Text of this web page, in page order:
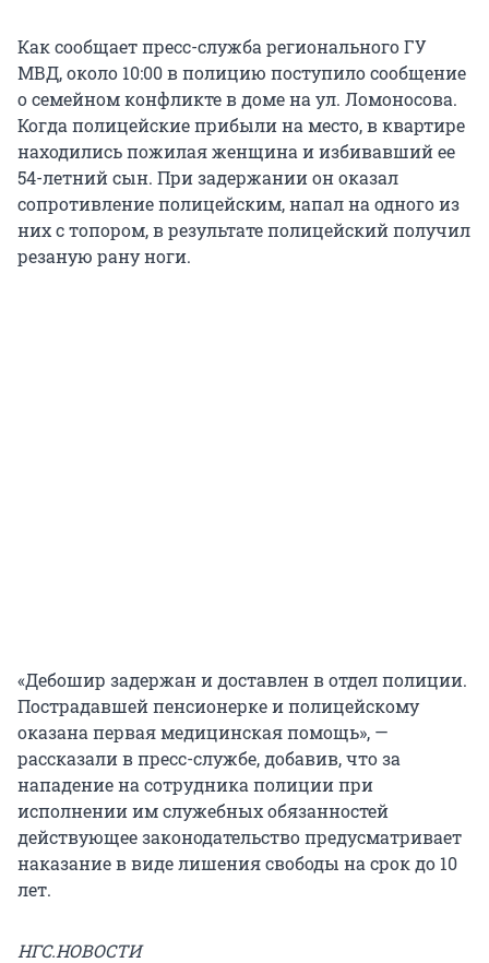
Как сообщает пресс-служба регионального ГУ
МВД, около 10:00 в полицию поступило сообщение
о семейном конфликте в доме на ул. Ломоносова.
Когда полицейские прибыли на место, в квартире
находились пожилая женщина и избивавший ее
54-летний сын. При задержании он оказал
сопротивление полицейским, напал на одного из
них с топором, в результате полицейский получил
резаную рану ноги.
«Дебошир задержан и доставлен в отдел полиции.
Пострадавшей пенсионерке и полицейскому
оказана первая медицинская помощь», —
рассказали в пресс-службе, добавив, что за
нападение на сотрудника полиции при
исполнении им служебных обязанностей
действующее законодательство предусматривает
наказание в виде лишения свободы на срок до 10
лет.
НГС.НОВОСТИ